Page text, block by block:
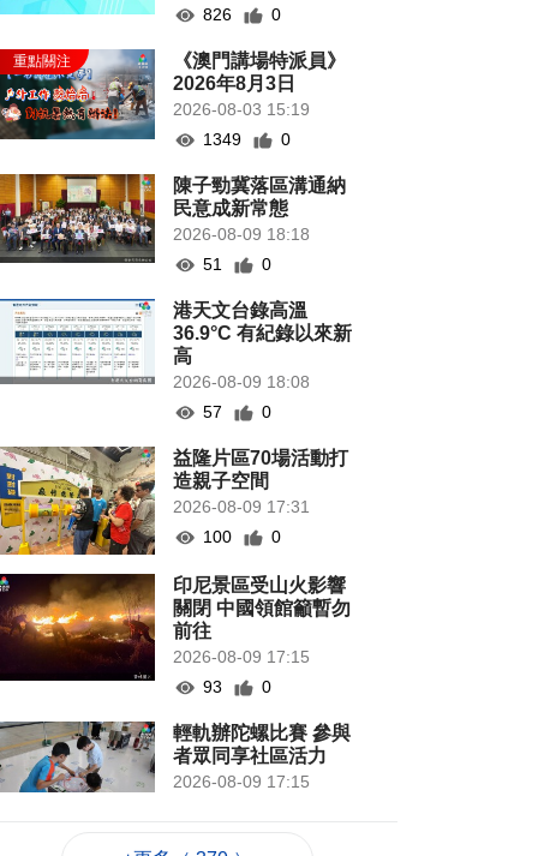
826
0
《澳門講場特派員》
2026年8月3日
2026-08-03 15:19
1349
0
陳子勁冀落區溝通納
民意成新常態
2026-08-09 18:18
51
0
港天文台錄高溫
36.9°C 有紀錄以來新
高
2026-08-09 18:08
57
0
益隆片區70場活動打
造親子空間
2026-08-09 17:31
100
0
印尼景區受山火影響
關閉 中國領館籲暫勿
前往
2026-08-09 17:15
93
0
輕軌辦陀螺比賽 參與
者眾同享社區活力
2026-08-09 17:15